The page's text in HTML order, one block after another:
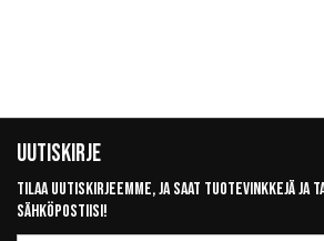
Uutiskirje
Tilaa uutiskirjeemme, ja saat tuotevinkkejä ja
sähköpostiisi!